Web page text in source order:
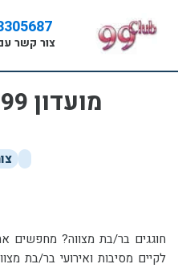
צור קשר עם
מועדון 99 - תל אביב